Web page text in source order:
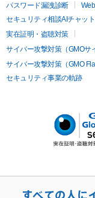
パスワード漏洩診断
セキュリティ相談AIチャッ
実在証明・盗聴対策
サイバー攻撃対策（GMOサ
サイバー攻撃対策（GMO
セキュリティ事業の軌跡